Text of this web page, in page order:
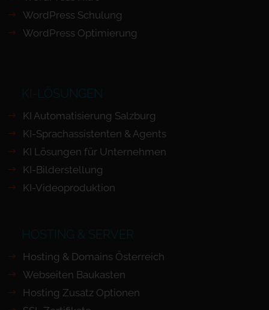
WordPress Schulung
WordPress Optimierung
KI-LÖSUNGEN
KI Automatisierung Salzburg
KI-Sprachassistenten & Agents
KI Lösungen für Unternehmen
KI-Bilderstellung
KI-Videoproduktion
HOSTING & SERVER
Hosting & Domains Österreich
Webseiten Baukasten
Hosting Zusatz Optionen